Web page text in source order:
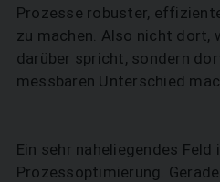
Prozesse robuster,
zu machen. Also nicht dort,
darüber spricht, sondern
messbaren Unterschied
Ein sehr naheliegendes Feld
Prozessoptimierung.